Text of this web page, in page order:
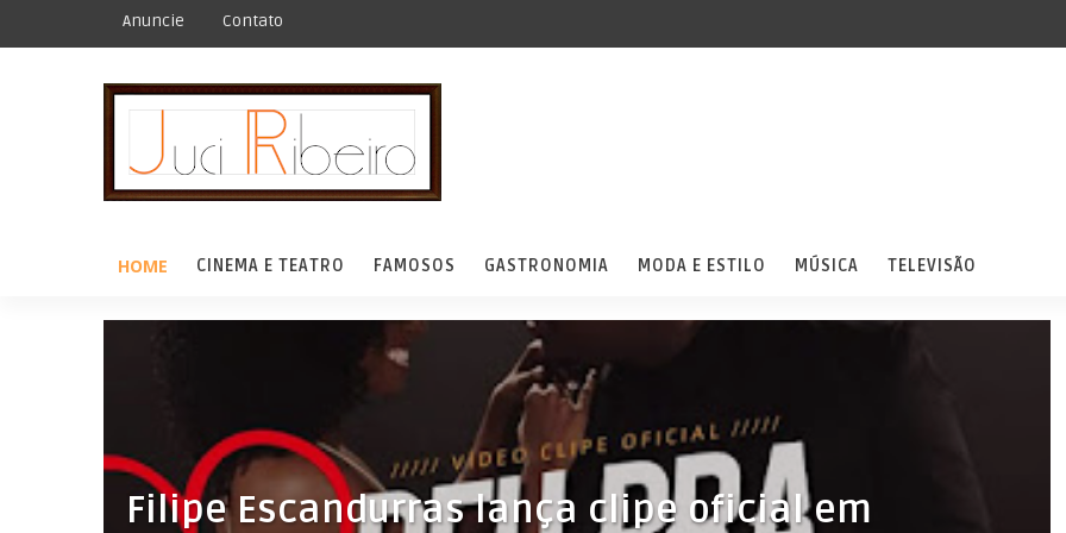
Anuncie Contato
HOME CINEMA E TEATRO FAMOSOS GASTRONOMIA MODA E ESTILO MÚSICA TELEVISÃO
Filipe Escandurras lança clipe oficial em